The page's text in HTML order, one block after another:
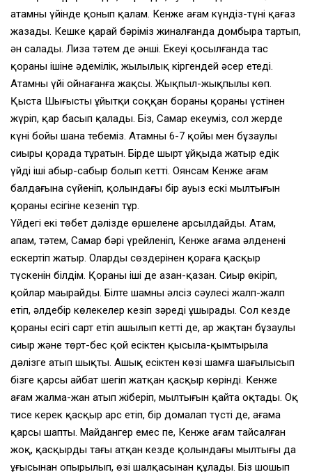
атамның үйінде қонып қалам. Кенже ағам күндіз-түні қағаз
жазады. Кешке қарай бәріміз жиналғанда домбыра тартып,
ән салады. Лиза тәтем де әнші. Екеуі қосылғанда тас
қораның ішіне әдемілік, жылылық кіргендей әсер етеді.
Атамның үйі ойнағанға жақсы. Жықпыл-жықпылы көп.
Қыста Шыңғыстың ұйытқи соққан бораны қораның үстінен
жүріп, қар басып қалады. Біз, Самар екеуміз, сол жерде
күні бойы шана тебеміз. Атамның 6-7 қойы мен бұзаулы
сиыры қорада тұратын. Бірде шырт ұйқыда жатыр едік
үйдің іші абыр-сабыр болып кетті. Оянсам Кенже ағам
балдағына сүйеніп, қолындағы бір ауыз ескі мылтығын
қораның есігіне кезеніп тұр.
Үйдегі екі төбет дәлізде өршелене арсылдайды. Атам,
апам, тәтем, Самар бәрі үрейленіп, Кенже ағама әлденені
ескертіп жатыр. Олардың сөздерінен қораға қасқыр
түскенін білдім. Қораның іші де азан-қазан. Сиыр өкіріп,
қойлар маңырайды. Білте шамның әлсіз сәулесі жалп-жалп
етіп, әлдебір көлеңкелер кезіп зәреңді ұшырады. Сол кезде
қораның есігі сарт етіп ашылып кетті де, ар жақтан бұзаулы
сиыр және төрт-бес қой есіктен қысыла-қымтырыла
дәлізге атып шықты. Ашық есіктен көзі шамға шағылысып
бізге қарсы айбат шегіп жатқан қасқыр көрінді. Кенже
ағам жалма-жан атып жіберіп, мылтығын қайта оқтады. Оқ
тисе керек қасқыр арс етіп, бір домалап түсті де, ағама
қарсы шапты. Майдангер емес пе, Кенже ағам тайсалған
жоқ, қасқырды тағы атқан кезде қолындағы мылтығы да
ұңғысынан опырылып, өзі шалқасынан құлады. Біз шошып